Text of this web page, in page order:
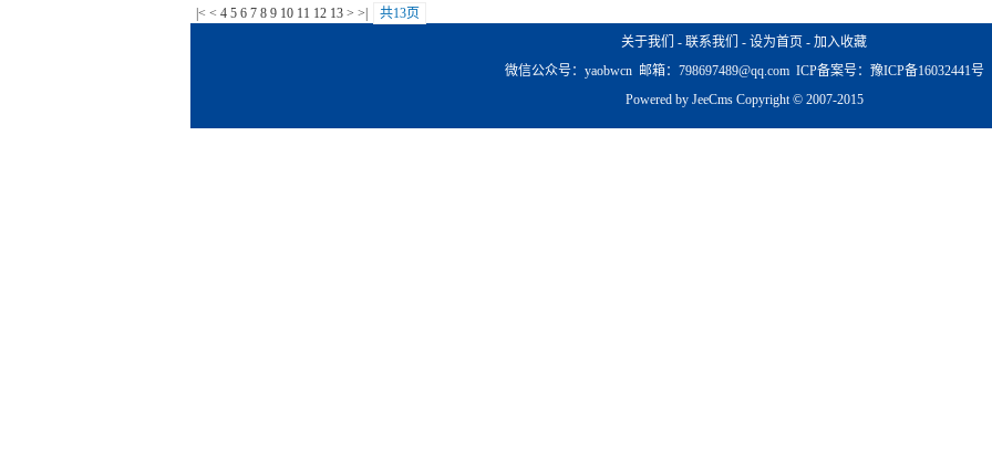
|< < 4 5 6 7 8 9 10 11 12 13 > >|
共13页
关于我们 - 联系我们 - 设为首页 - 加入收藏
微信公众号：yaobwcn 邮箱：798697489@qq.com ICP备案号：豫ICP备16032441号
Powered by JeeCms Copyright © 2007-2015